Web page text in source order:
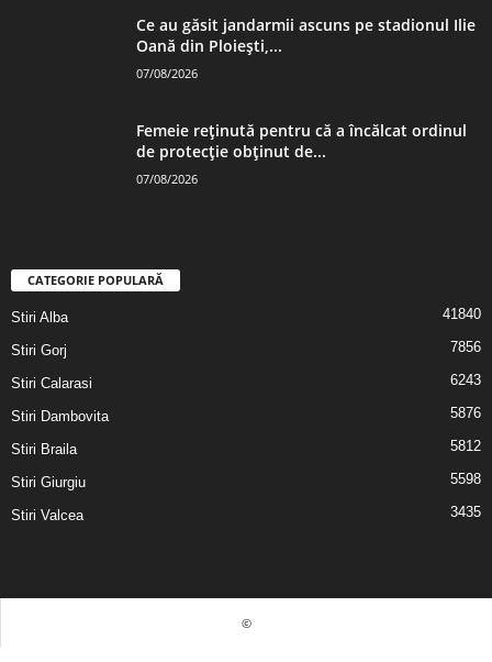
Ce au găsit jandarmii ascuns pe stadionul Ilie
Oană din Ploiești,...
07/08/2026
Femeie reținută pentru că a încălcat ordinul
de protecție obținut de...
07/08/2026
CATEGORIE POPULARĂ
Stiri Alba 41840
Stiri Gorj 7856
Stiri Calarasi 6243
Stiri Dambovita 5876
Stiri Braila 5812
Stiri Giurgiu 5598
Stiri Valcea 3435
©